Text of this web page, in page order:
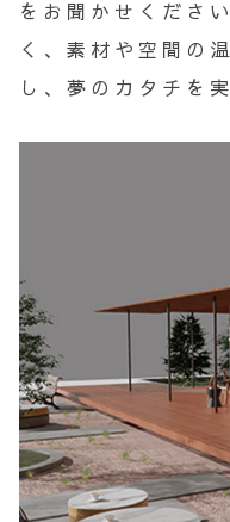
をお聞かせください
く、素材や空間の
し、夢のカタチを